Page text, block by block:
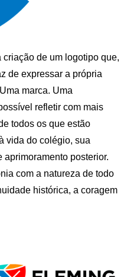
de um logotipo que,
de expressar a própria
marca. Uma
refletir com mais
todos os que estão
vida do colégio, sua
posterior.
com a natureza de todo
histórica, a coragem